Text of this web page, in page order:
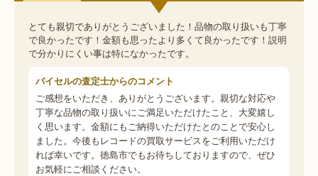
とても親切でありがとうございました！品物の取り扱いも丁寧
で良かったです！金額も思ったより多くて良かったです！説明
で分かりにくい事は特になかったです。
バイセルの査定士からのコメント
ご感想をいただき、ありがとうございます。親切な対応や
丁寧な品物の取り扱いにご満足いただけたこと、大変嬉し
く思います。金額にもご納得いただけたとのことで安心し
ました。今後もレコードの買取サービスをご利用いただけ
れば幸いです。徳島市でもお待ちしておりますので、ぜひ
お気軽にご相談ください。